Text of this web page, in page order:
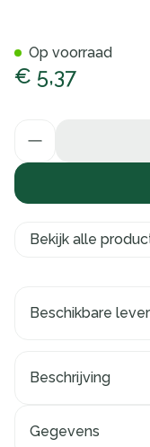
€ 5,37
Op voorraad
Bekijk alle
Beschikbare
Beschrijving
Gegevens